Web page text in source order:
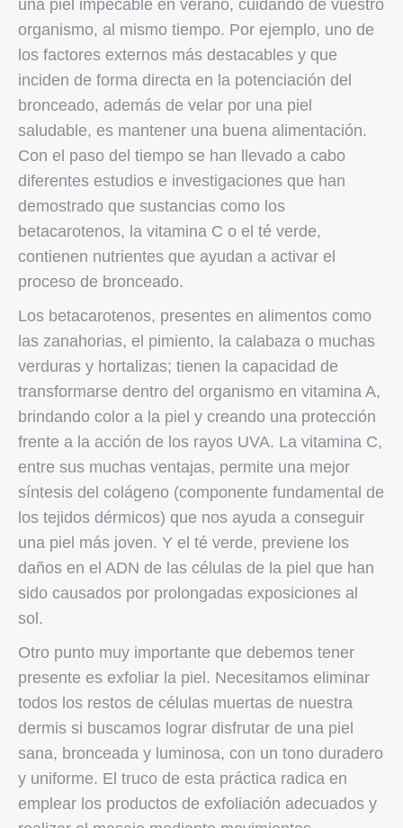
una piel impecable en verano, cuidando de vuestro
organismo, al mismo tiempo. Por ejemplo, uno de
los factores externos más destacables y que
inciden de forma directa en la potenciación del
bronceado, además de velar por una piel
saludable, es mantener una buena alimentación.
Con el paso del tiempo se han llevado a cabo
diferentes estudios e investigaciones que han
demostrado que sustancias como los
betacarotenos, la vitamina C o el té verde,
contienen nutrientes que ayudan a activar el
proceso de bronceado.
Los betacarotenos, presentes en alimentos como
las zanahorias, el pimiento, la calabaza o muchas
verduras y hortalizas; tienen la capacidad de
transformarse dentro del organismo en vitamina A,
brindando color a la piel y creando una protección
frente a la acción de los rayos UVA. La vitamina C,
entre sus muchas ventajas, permite una mejor
síntesis del colágeno (componente fundamental de
los tejidos dérmicos) que nos ayuda a conseguir
una piel más joven. Y el té verde, previene los
daños en el ADN de las células de la piel que han
sido causados por prolongadas exposiciones al
sol.
Otro punto muy importante que debemos tener
presente es exfoliar la piel. Necesitamos eliminar
todos los restos de células muertas de nuestra
dermis si buscamos lograr disfrutar de una piel
sana, bronceada y luminosa, con un tono duradero
y uniforme. El truco de esta práctica radica en
emplear los productos de exfoliación adecuados y